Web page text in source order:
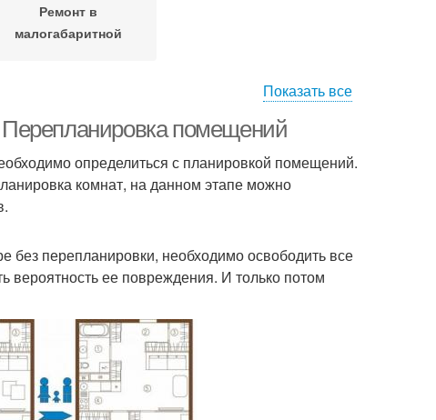
Ремонт в
малогабаритной
Показать все
помещений
определиться с планировкой помещений.
комнат, на данном этапе можно
без перепланировки, необходимо освободить все
вероятность ее повреждения. И только потом